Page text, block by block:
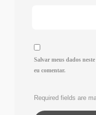
Salvar meus dados
eu comentar.
Required fields are